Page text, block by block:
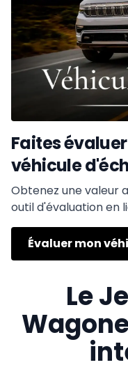
Faites
véhicule
Obtenez une valeur
outil d'évaluation en
Évaluer mon
Le